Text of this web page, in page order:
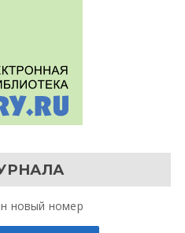
новый номер